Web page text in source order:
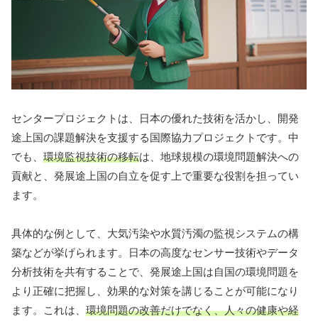
センタープロジェクトは、日本の優れた技術を活かし、開発
途上国の課題解決を支援する国際協力プロジェクトです。中
でも、 環境監視技術の移転は、地球規模の環境問題解決への
貢献と、発展途上国の自立を促す上で重要な役割を担ってい
ます。
具体的な例として、大気汚染や水質汚濁の監視システムの構
築などが挙げられます。日本の高度なセンサー技術やデータ
分析技術を共有することで、発展途上国は自国の環境問題を
より正確に把握し、効果的な対策を講じることが可能になり
ます。これは、 環境問題の改善だけでなく、人々の健康や経